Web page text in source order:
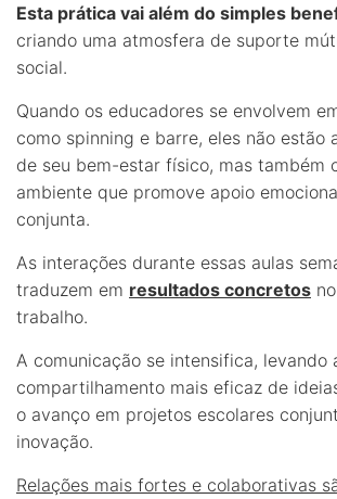
Esta prática vai além do simples
criando uma atmosfera de suporte
social.
Quando os educadores se envolvem
como spinning e barre, eles não estão
de seu bem-estar físico, mas também
ambiente que promove apoio
conjunta.
As interações durante essas aulas
traduzem em resultados concretos
trabalho.
A comunicação se intensifica, levando
compartilhamento mais eficaz de
o avanço em projetos escolares
inovação.
Relações mais fortes e colaborativas